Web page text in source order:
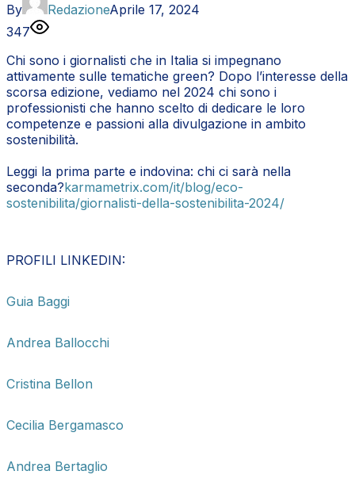
By RedazioneAprile 17, 2024
347
Chi sono i giornalisti che in Italia si impegnano
attivamente sulle tematiche green? Dopo l’interesse della
scorsa edizione, vediamo nel 2024 chi sono i
professionisti che hanno scelto di dedicare le loro
competenze e passioni alla divulgazione in ambito
sostenibilità.
Leggi la prima parte e indovina: chi ci sarà nella
seconda?karmametrix.com/it/blog/eco-
sostenibilita/giornalisti-della-sostenibilita-2024/
PROFILI LINKEDIN:
Guia Baggi
Andrea Ballocchi
Cristina Bellon
Cecilia Bergamasco
Andrea Bertaglio